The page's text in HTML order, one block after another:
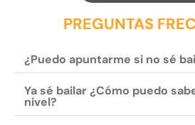
PREGUNTAS
¿Puedo apuntarme si no sé
Ya sé bailar ¿Cómo puedo
nivel?